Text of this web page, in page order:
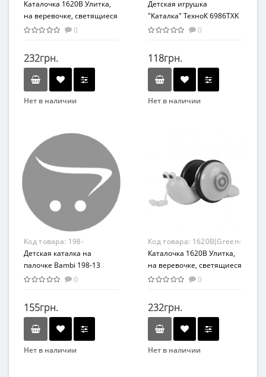
1620B(Orange-Pink)
Каталочка 1620B Улитка,
на веревочке, светящиеся
колеса (Оранжевый-
0
232грн.
Нет в наличии
Детская игрушка
"Каталка" ТехноК 6986TXK
(Красный)
0
118грн.
Нет в наличии
Возраст
От 18 мес
Возрастная группа
Пластик
Код товара: 198-
13(Green-Red)
Детская каталка на
палочке Bambi 198-13
(Зелено-Красный)
0
155грн.
Нет в наличии
Код товара: 1620B(Green-
Blue)
Каталочка 1620B Улитка,
на веревочке, светящиеся
колеса (Зеленый-синий)
0
232грн.
Нет в наличии